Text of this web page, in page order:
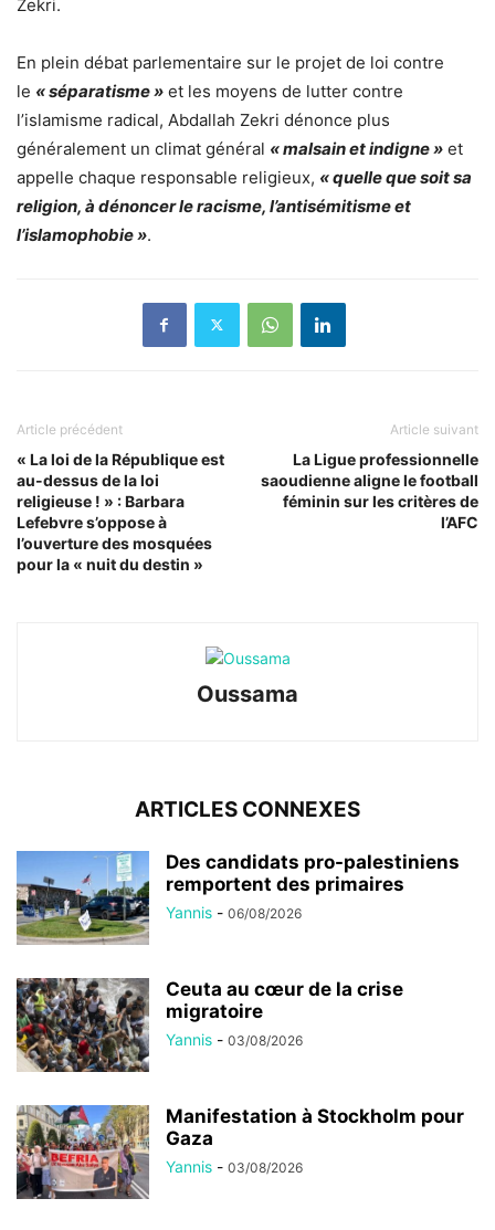
Zekri.
En plein débat parlementaire sur le projet de loi contre
le « séparatisme » et les moyens de lutter contre
l’islamisme radical, Abdallah Zekri dénonce plus
généralement un climat général « malsain et indigne » et
appelle chaque responsable religieux, « quelle que soit sa
religion, à dénoncer le racisme, l’antisémitisme et
l’islamophobie ».
Article précédent
« La loi de la République est
au-dessus de la loi
religieuse ! » : Barbara
Lefebvre s’oppose à
l’ouverture des mosquées
pour la « nuit du destin »
Article suivant
La Ligue professionnelle
saoudienne aligne le football
féminin sur les critères de
l’AFC
Oussama
ARTICLES CONNEXES
Des candidats pro-palestiniens
remportent des primaires
Yannis - 06/08/2026
Ceuta au cœur de la crise
migratoire
Yannis - 03/08/2026
Manifestation à Stockholm pour
Gaza
Yannis - 03/08/2026